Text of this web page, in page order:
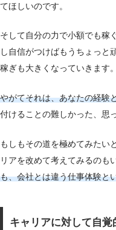
てほしいのです。
そして自分の力で小額でも稼
し自信がつけばもうちょっと
稼ぎも大きくなっていきます。
やがてそれは、あなたの経験
付けることの難しかった、思
もしもその道を極めてみたい
リアを改めて考えてみるのも
も、会社とは違う仕事体験と
キャリアに対して自覚